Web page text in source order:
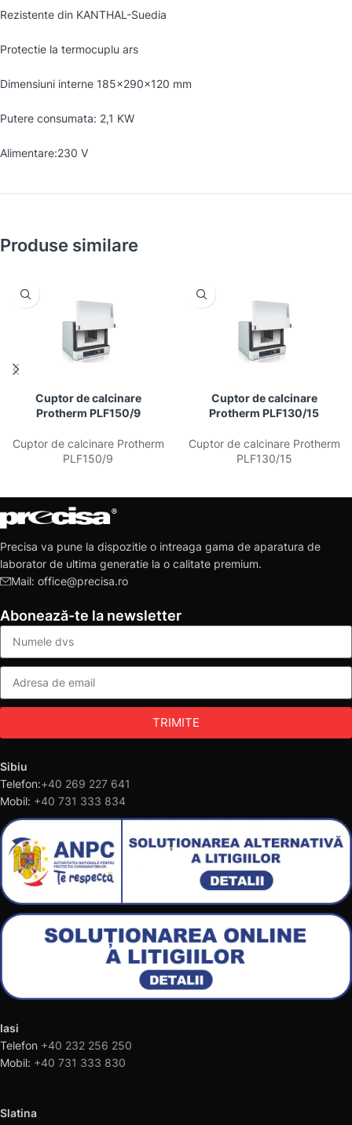
Rezistente din KANTHAL-Suedia
Protectie la termocuplu ars
Dimensiuni interne 185x290x120 mm
Putere consumata: 2,1 KW
Alimentare:230 V
Produse similare
Cuptor de calcinare
Protherm PLF150/9
Cuptor de calcinare Protherm
PLF150/9
Cuptor de calcinare
Protherm PLF130/15
Cuptor de calcinare Protherm
PLF130/15
Precisa va pune la dispozitie o intreaga gama de aparatura de
laborator de ultima generatie la o calitate premium.
Mail: office@precisa.ro
Abonează-te la newsletter
TRIMITE
Sibiu
Telefon:+40 269 227 641
Mobil: +40 731 333 834
Iasi
Telefon +40 232 256 250
Mobil: +40 731 333 830
Slatina